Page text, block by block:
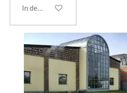
In den Warenkorb